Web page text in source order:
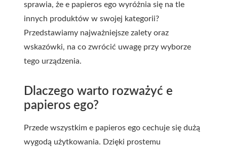
sprawia, że e papieros ego wyróżnia się na tle
innych produktów w swojej kategorii?
Przedstawiamy najważniejsze zalety oraz
wskazówki, na co zwrócić uwagę przy wyborze
tego urządzenia.
Dlaczego warto rozważyć e
papieros ego?
Przede wszystkim e papieros ego cechuje się dużą
wygodą użytkowania. Dzięki prostemu